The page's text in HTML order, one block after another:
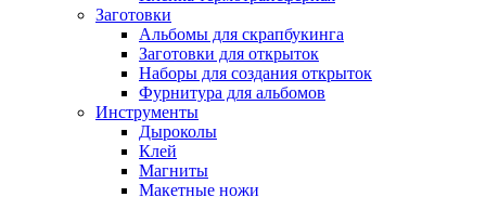
Заготовки
Альбомы для скрапбукинга
Заготовки для открыток
Наборы для создания открыток
Фурнитура для альбомов
Инструменты
Дыроколы
Клей
Магниты
Макетные ножи